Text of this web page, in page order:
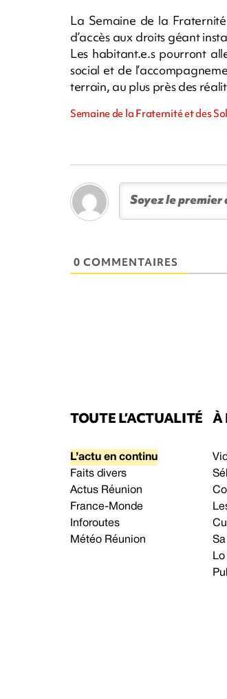
La Semaine de la
d’accès aux droits géant
Les habitant.e.s pourront
social et de
terrain, au plus près des
Semaine de la Fraternité et des
0 COMMENTAIRES
TOUTE L’ACTUALITÉ
L’actu en continu
Faits divers
Actus Réunion
France-Monde
Inforoutes
Météo Réunion
À